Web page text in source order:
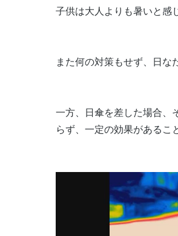
子供は大人よりも暑いと感
また何の対策もせず、日な
一方、日傘を差した場合、
らず、一定の効果があるこ